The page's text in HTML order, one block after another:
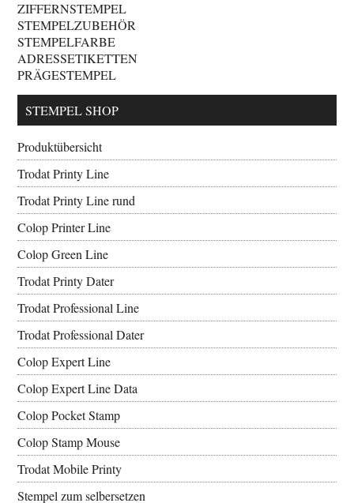
ZIFFERNSTEMPEL
STEMPELZUBEHÖR
STEMPELFARBE
ADRESSETIKETTEN
PRÄGESTEMPEL
STEMPEL SHOP
Produktübersicht
Trodat Printy Line
Trodat Printy Line rund
Colop Printer Line
Colop Green Line
Trodat Printy Dater
Trodat Professional Line
Trodat Professional Dater
Colop Expert Line
Colop Expert Line Data
Colop Pocket Stamp
Colop Stamp Mouse
Trodat Mobile Printy
Stempel zum selbersetzen